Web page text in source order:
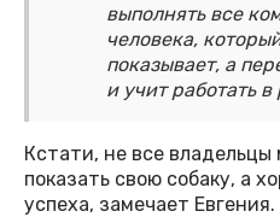
выполнять все
человека,
показывает, а
и учит работать в
Кстати, не все владельцы
показать свою собаку, а
успеха, замечает Евгения.